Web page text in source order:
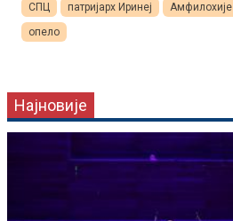
СПЦ патријарх Иринеј Амфилохије
опело
Најновије